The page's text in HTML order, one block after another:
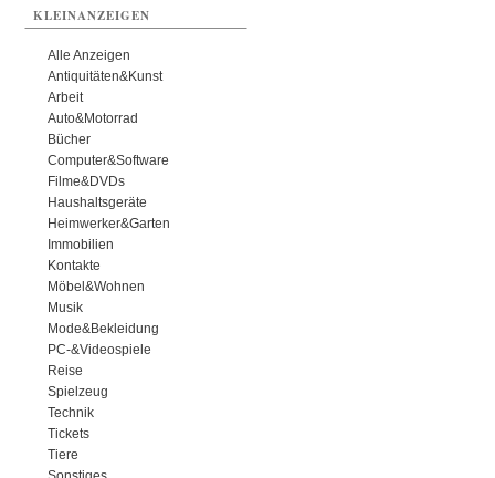
KLEINANZEIGEN
Alle Anzeigen
Antiquitäten&Kunst
Arbeit
Auto&Motorrad
Bücher
Computer&Software
Filme&DVDs
Haushaltsgeräte
Heimwerker&Garten
Immobilien
Kontakte
Möbel&Wohnen
Musik
Mode&Bekleidung
PC-&Videospiele
Reise
Spielzeug
Technik
Tickets
Tiere